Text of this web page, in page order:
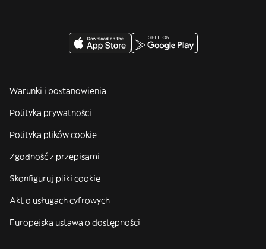
Warunki i postanowienia
Polityka prywatności
Polityka plików cookie
Zgodność z przepisami
Skonfiguruj pliki cookie
Akt o usługach cyfrowych
Europejska ustawa o dostępności